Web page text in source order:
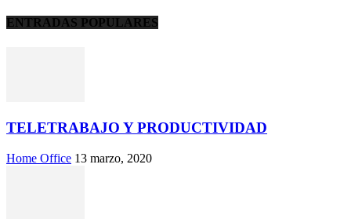
ENTRADAS POPULARES
TELETRABAJO Y PRODUCTIVIDAD
Home Office 13 marzo, 2020